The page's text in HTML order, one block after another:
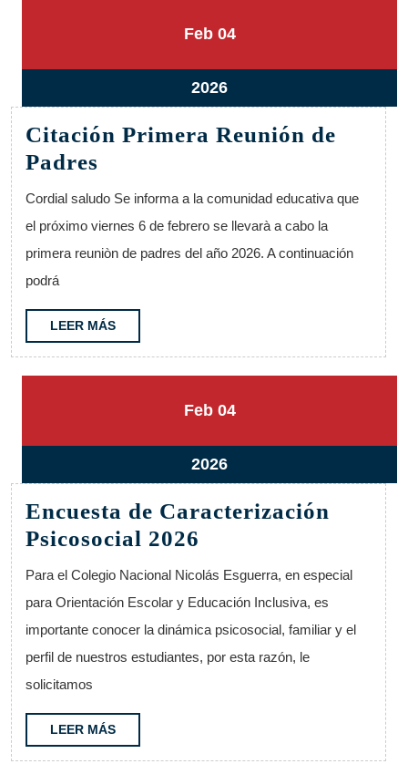
Feb4
2026
044
20264
febrero,
2026
Citación Primera Reunión de
Padres
Primera
Reunión
de
Cordial saludo Se informa a la comunidad educativa que
el próximo viernes 6 de febrero se llevarà a cabo la
primera reuniòn de padres del año 2026. A continuación
podrá
LEER MÁSLEER
MÁS
Feb4
2026
044
20264
febrero,
2026
Encuesta de Caracterización
Psicosocial 2026
de
Caracterización
Psicosocial
2026
Para el Colegio Nacional Nicolás Esguerra, en especial
para Orientación Escolar y Educación Inclusiva, es
importante conocer la dinámica psicosocial, familiar y el
perfil de nuestros estudiantes, por esta razón, le
solicitamos
LEER MÁSLEER
MÁS